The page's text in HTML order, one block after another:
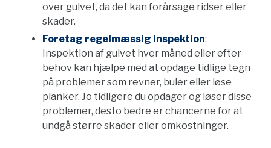
over gulvet, da det kan forårsage ridser eller
skader.
Foretag regelmæssig inspektion:
Inspektion af gulvet hver måned eller efter
behov kan hjælpe med at opdage tidlige tegn
på problemer som revner, buler eller løse
planker. Jo tidligere du opdager og løser disse
problemer, desto bedre er chancerne for at
undgå større skader eller omkostninger.